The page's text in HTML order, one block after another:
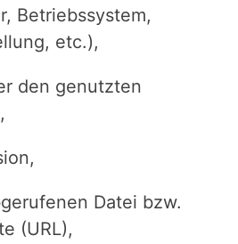
Betriebssystem,
etc.),
den genutzten
Datei bzw.
(URL),